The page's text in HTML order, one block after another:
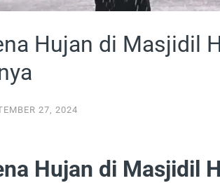
Hujan di Masjidil
27, 2024
Hujan di Masjidil